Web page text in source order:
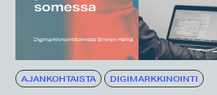
AJANKOHTAISTA DIGIMARKKINOINTI